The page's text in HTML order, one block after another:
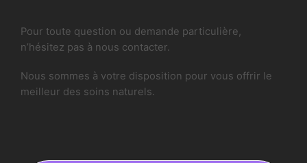
Pour toute question ou demande particulière,
n’hésitez pas à nous contacter.
Nous sommes à votre disposition pour vous offrir le
meilleur des soins naturels.